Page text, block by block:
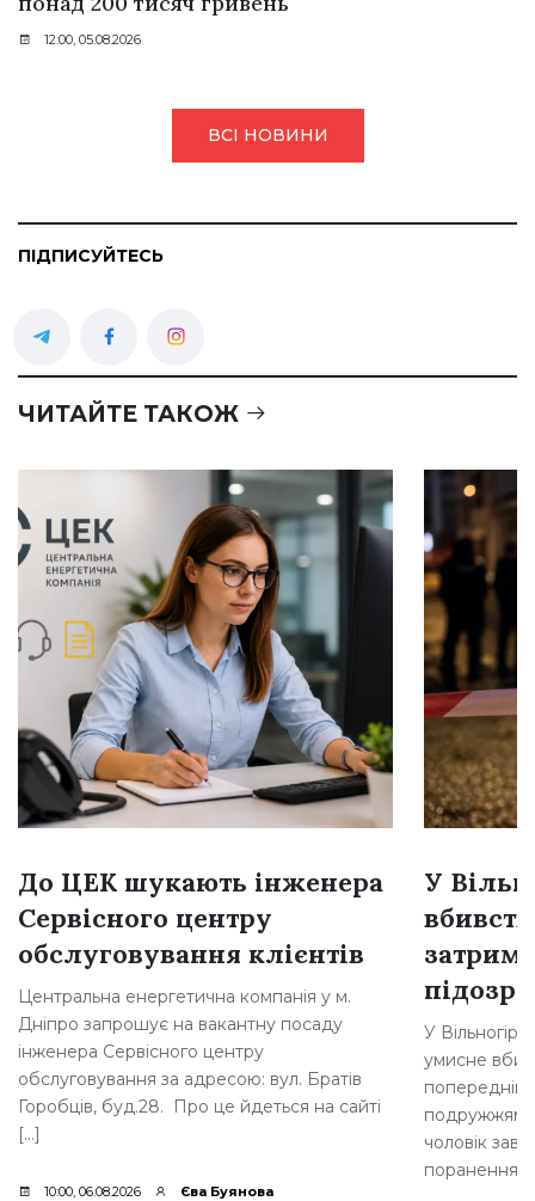
12:00, 05.08.2026
ВСІ НОВИНИ
ПІДПИСУЙТЕСЬ
ЧИТАЙТЕ ТАКОЖ
До ЦЕК шукають інженера
Сервісного центру
обслуговування клієнтів
Центральна енергетична компанія у м.
Дніпро запрошує на вакантну посаду
інженера Сервісного центру
обслуговування за адресою: вул. Братів
Горобців, буд.28. Про це йдеться на сайті
[…]
10:00, 06.08.2026 Єва Буянова
У
У
умисне
подружжям
чоловік
поранення.